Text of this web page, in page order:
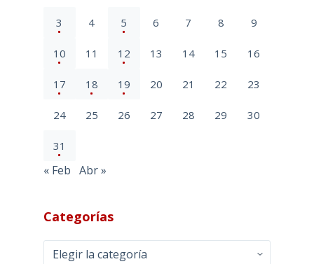
3 4 5 6 7 8 9
10 11 12 13 14 15 16
17 18 19 20 21 22 23
24 25 26 27 28 29 30
31
« Feb Abr »
Categorías
Categorías